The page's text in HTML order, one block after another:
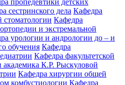
пропедевтики детских
сестринского дела Кафедра
стоматологии Кафедра
и экстремальной
урологии и андрологии до – и
обучения Кафедра
Кафедра факультетской
К.Р. Рыскуловой
Кафедра хирургии общей
комбустиологии Кафедра